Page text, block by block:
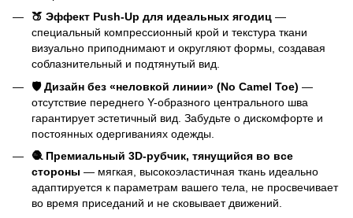
🍑 Эффект Push-Up для идеальных ягодиц —
специальный компрессионный крой и текстура ткани
визуально приподнимают и округляют формы, создавая
соблазнительный и подтянутый вид.
🛡️ Дизайн без «неловкой линии» (No Camel Toe) —
отсутствие переднего Y-образного центрального шва
гарантирует эстетичный вид. Забудьте о дискомфорте и
постоянных одергиваниях одежды.
🧶 Премиальный 3D-рубчик, тянущийся во все
стороны — мягкая, высокоэластичная ткань идеально
адаптируется к параметрам вашего тела, не просвечивает
во время приседаний и не сковывает движений.